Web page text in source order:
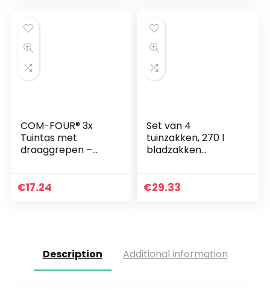
COM-FOUR® 3x
Tuintas met
draaggrepen –
Scheurvaste
€17.24
Set van 4
tuinzakken, 270 l
bladzakken
en opvouwbaar
€29.33
Description Additional information